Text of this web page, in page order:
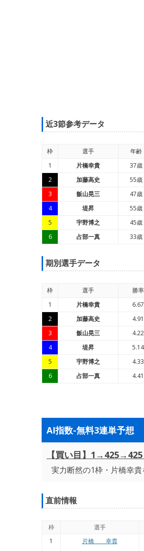
近3節参考データ
枠 選手 年齢
1
片橋幸貴 37歳
2
加藤高史 55歳
3
飯山晃三 47歳
4
堤昇 55歳
5
宇野博之 45歳
6
占部一真 33歳
期別選手データ
枠 選手 勝率
1
片橋幸貴 6.67
2
加藤高史 4.91
3
飯山晃三 4.22
4
堤昇 5.14
5
宇野博之 4.33
6
占部一真 4.41
AI指数-無料3連単予想
【買い目】1→425→425
実力断然の1枠・片橋幸
直前情報
枠 選手
1
片橋 幸貴